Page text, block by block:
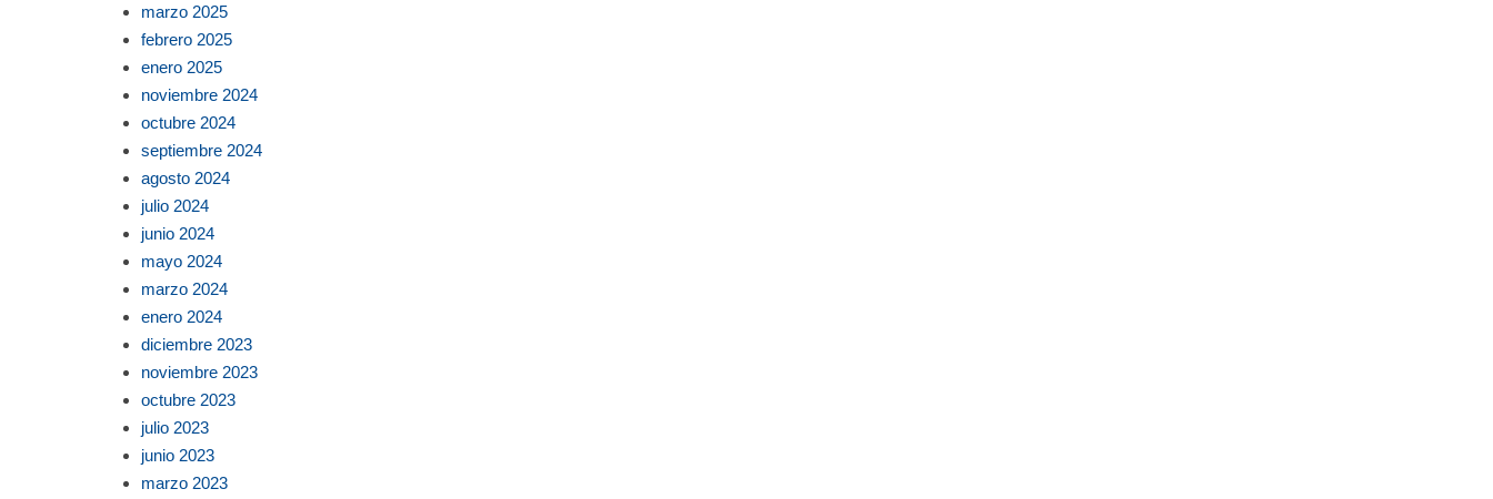
marzo 2025
febrero 2025
enero 2025
noviembre 2024
octubre 2024
septiembre 2024
agosto 2024
julio 2024
junio 2024
mayo 2024
marzo 2024
enero 2024
diciembre 2023
noviembre 2023
octubre 2023
julio 2023
junio 2023
marzo 2023